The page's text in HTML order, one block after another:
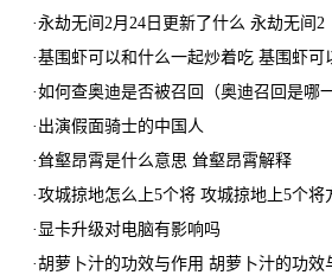
·永劫无间2月24日更新了什么 永劫无间2
·基围虾可以和什么一起炒着吃 基围虾可
·如何查奥迪是否被召回（奥迪召回是哪
· 出演假面骑士的中国人
·耸壑昂霄是什么意思 耸壑昂霄解释
·攻城掠地怎么上5个将 攻城掠地上5个将
· 显卡升级对电脑有影响吗
·胡萝卜汁的功效与作用 胡萝卜汁的功效